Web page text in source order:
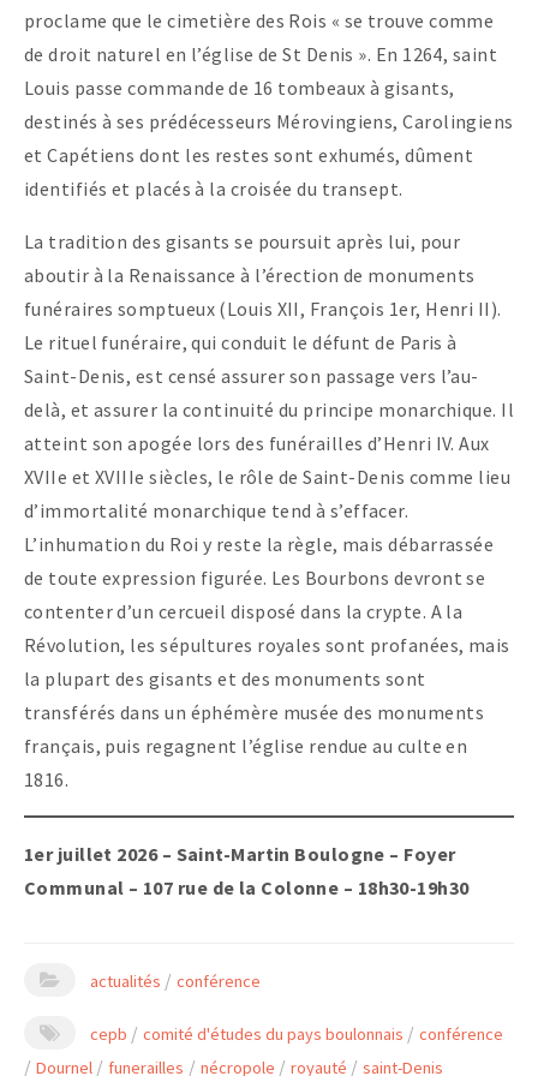
proclame que le cimetière des Rois « se trouve comme
de droit naturel en l’église de St Denis ». En 1264, saint
Louis passe commande de 16 tombeaux à gisants,
destinés à ses prédécesseurs Mérovingiens, Carolingiens
et Capétiens dont les restes sont exhumés, dûment
identifiés et placés à la croisée du transept.
La tradition des gisants se poursuit après lui, pour
aboutir à la Renaissance à l’érection de monuments
funéraires somptueux (Louis XII, François 1er, Henri II).
Le rituel funéraire, qui conduit le défunt de Paris à
Saint-Denis, est censé assurer son passage vers l’au-
delà, et assurer la continuité du principe monarchique. Il
atteint son apogée lors des funérailles d’Henri IV. Aux
XVIIe et XVIIIe siècles, le rôle de Saint-Denis comme lieu
d’immortalité monarchique tend à s’effacer.
L’inhumation du Roi y reste la règle, mais débarrassée
de toute expression figurée. Les Bourbons devront se
contenter d’un cercueil disposé dans la crypte. A la
Révolution, les sépultures royales sont profanées, mais
la plupart des gisants et des monuments sont
transférés dans un éphémère musée des monuments
français, puis regagnent l’église rendue au culte en
1816.
1er juillet 2026 – Saint-Martin Boulogne – Foyer
Communal – 107 rue de la Colonne – 18h30-19h30
actualités / conférence
cepb / comité d'études du pays boulonnais /conférence
/ Dournel / funerailles / nécropole / royauté /saint-Denis